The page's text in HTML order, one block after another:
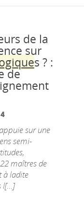
de la
sur
s ? :
de
sur une
semi-
maîtres de
à ladite
l[...]